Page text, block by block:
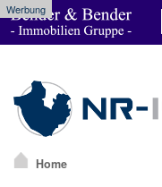
Werbung
Home